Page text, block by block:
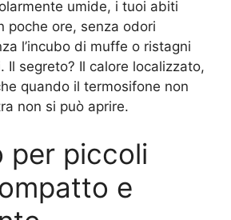
umide, i tuoi abiti
poche ore, senza odori
l’incubo di muffe o ristagni
Il segreto? Il calore localizzato,
quando il termosifone non
non si può aprire.
per piccoli
e